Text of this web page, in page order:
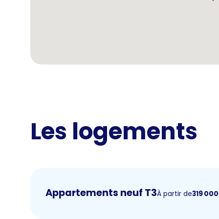
Les logements
Appartements neuf T3À partir de319 000